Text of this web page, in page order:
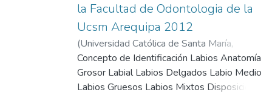
la Facultad de Odontologia de la
Ucsm Arequipa 2012
(Universidad Católica de Santa María,
2002-05-13)Núñez Murillo, Enrique
Ignacio
Concepto de Identificación Labios Anatomía
Grosor Labial Labios Delgados Labio Medio
Labios Gruesos Labios Mixtos Disposición